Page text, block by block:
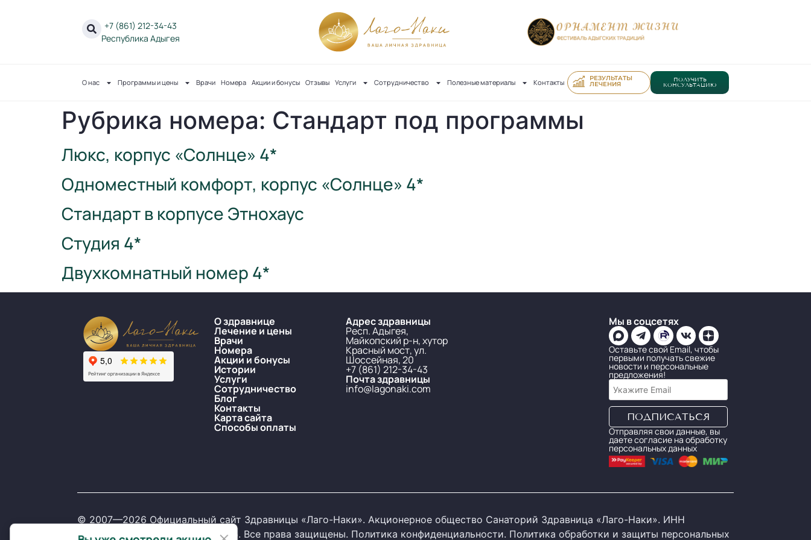
+7 (861) 212-34-43
Республика Адыгея
О нас Программы и цены Врачи Номера Акции и бонусы Отзывы Услуги Сотрудничество Полезные материалы Контакты РЕЗУЛЬТАТЫ
ЛЕЧЕНИЯ
ПОЛУЧИТЬ
КОНСУЛЬТАЦИЮ
Рубрика номера: Стандарт под программы
Люкс, корпус «Солнце» 4*
Одноместный комфорт, корпус «Солнце» 4*
Стандарт в корпусе Этнохаус
Студия 4*
Двухкомнатный номер 4*
О здравнице
Лечение и цены
Врачи
Номера
Акции и бонусы
Истории
Услуги
Сотрудничество
Блог
Контакты
Карта сайта
Способы оплаты
Адрес здравницы
Респ. Адыгея,
Майкопский р-н, хутор
Красный мост, ул.
Шоссейная, 20
+7 (861) 212-34-43
Почта здравницы
info@lagonaki.com
Мы в соцсетях
Оставьте свой Email, чтобы
первыми получать свежие
новости и персональные
предложения!
Отправляя свои данные, вы
даете согласие на обработку
персональных данных
© 2007—2026 Официальный сайт Здравницы «Лаго-Наки». Акционерное общество Санаторий Здравница «Лаго-Наки». ИНН
2321016334. ОГРН 1072321001015. Все права защищены. Политика конфиденциальности. Политика обработки и защиты персональных